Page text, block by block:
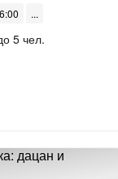
5 чел.